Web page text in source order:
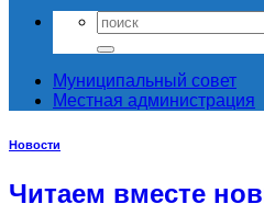
Муниципальный совет
Местная администрация
Новости
Читаем вместе